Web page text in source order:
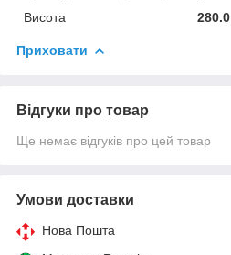
Висота
280.0
Приховати
Відгуки про товар
Ще немає відгуків про цей товар
Умови доставки
Нова Пошта